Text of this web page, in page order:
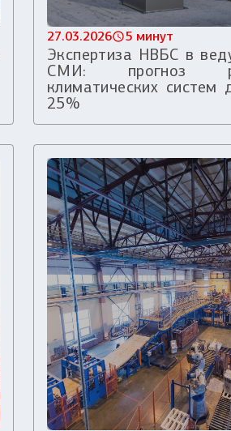
27.03.2026 5 минут
Экспертиза НВБС в
СМИ: прогноз
климатических
25%